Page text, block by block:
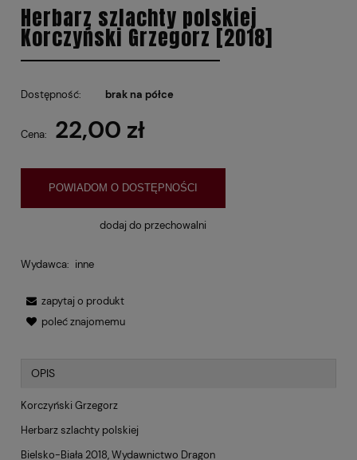
Herbarz szlachty polskiej
Korczyński Grzegorz [2018]
Dostępność: brak na półce
Cena: 22,00 zł
POWIADOM O DOSTĘPNOŚCI
dodaj do przechowalni
Wydawca: inne
zapytaj o produkt
poleć znajomemu
OPIS
Korczyński Grzegorz
Herbarz szlachty polskiej
Bielsko-Biała 2018, Wydawnictwo Dragon